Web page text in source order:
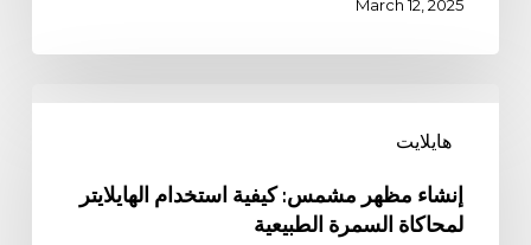
March 12, 2025
كيفية
استخدام
هايلايت
إنشاء مظهر مشمس: كيفية استخدام الهايلايتر
لمحاكاة السمرة الطبيعية